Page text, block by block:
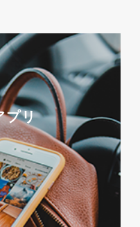
プリ